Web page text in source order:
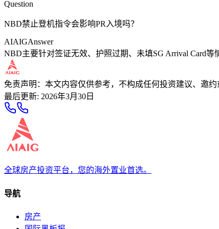
Question
NBD禁止登机指令会影响PR入境吗？
AIAIGAnswer
NBD主要针对签证无效、护照过期、未填SG Arrival Card
免责声明：本文内容仅供参考，不构成任何投资建议、邀
最后更新: 2026年3月30日
全球房产投资平台，您的海外置业首选。
导航
房产